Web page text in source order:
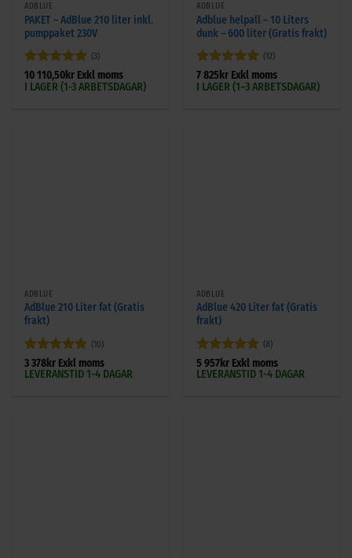
ADBLUE
PAKET – AdBlue 210 liter inkl.
pumppaket 230V
Betygsatt 5
av 5
(3)
10 110,50kr Exkl moms
I LAGER (1-3 ARBETSDAGAR)
ADBLUE
Adblue helpall – 10 Liters
dunk – 600 liter (Gratis frakt)
Betygsatt 5
av 5
(12)
7 825 kr Exkl moms
I LAGER (1–3 ARBETSDAGAR)
ADBLUE
AdBlue 210 Liter fat (Gratis
frakt)
Betygsatt
4.9av 5
(10)
3 378kr Exkl moms
LEVERANSTID 1-4 DAGAR
ADBLUE
AdBlue 420 Liter fat (Gratis
frakt)
Betygsatt
4.88 av 5
(8)
5 957kr Exkl moms
LEVERANSTID 1-4 DAGAR